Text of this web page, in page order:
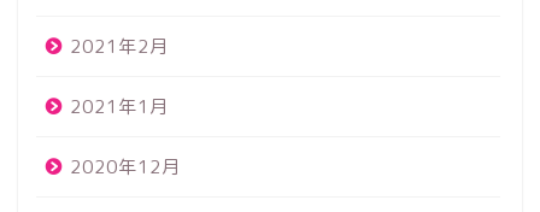
2021年2月
2021年1月
2020年12月